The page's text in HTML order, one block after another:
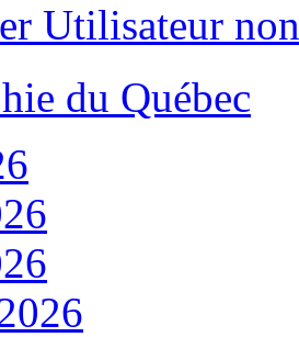
Utilisateur
du Québec